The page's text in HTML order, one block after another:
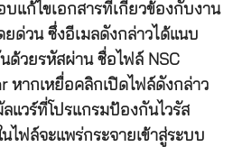
บแก้ไขเอกสารที่เกี่ยวข้องกับงาน
ยด่วน ซึ่งอีเมลดังกล่าวได้แนบ
ด้วยรหัสผ่าน ชื่อไฟล์ NSC
หากเหยื่อคลิกเปิดไฟล์ดังกล่าว
แวร์ที่โปรแกรมป้องกันไวรัส
ไฟล์จะแพร่กระจายเข้าสู่ระบบ